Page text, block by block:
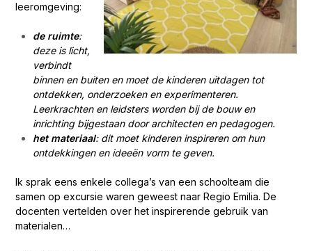
leeromgeving:
de ruimte:
deze is licht,
verbindt
binnen en buiten en moet de kinderen uitdagen tot
ontdekken, onderzoeken en experimenteren.
Leerkrachten en leidsters worden bij de bouw en
inrichting bijgestaan door architecten en pedagogen.
het materiaal: dit moet kinderen inspireren om hun
ontdekkingen en ideeën vorm te geven.
Ik sprak eens enkele collega’s van een schoolteam die
samen op excursie waren geweest naar Regio Emilia. De
docenten vertelden over het inspirerende gebruik van
materialen…